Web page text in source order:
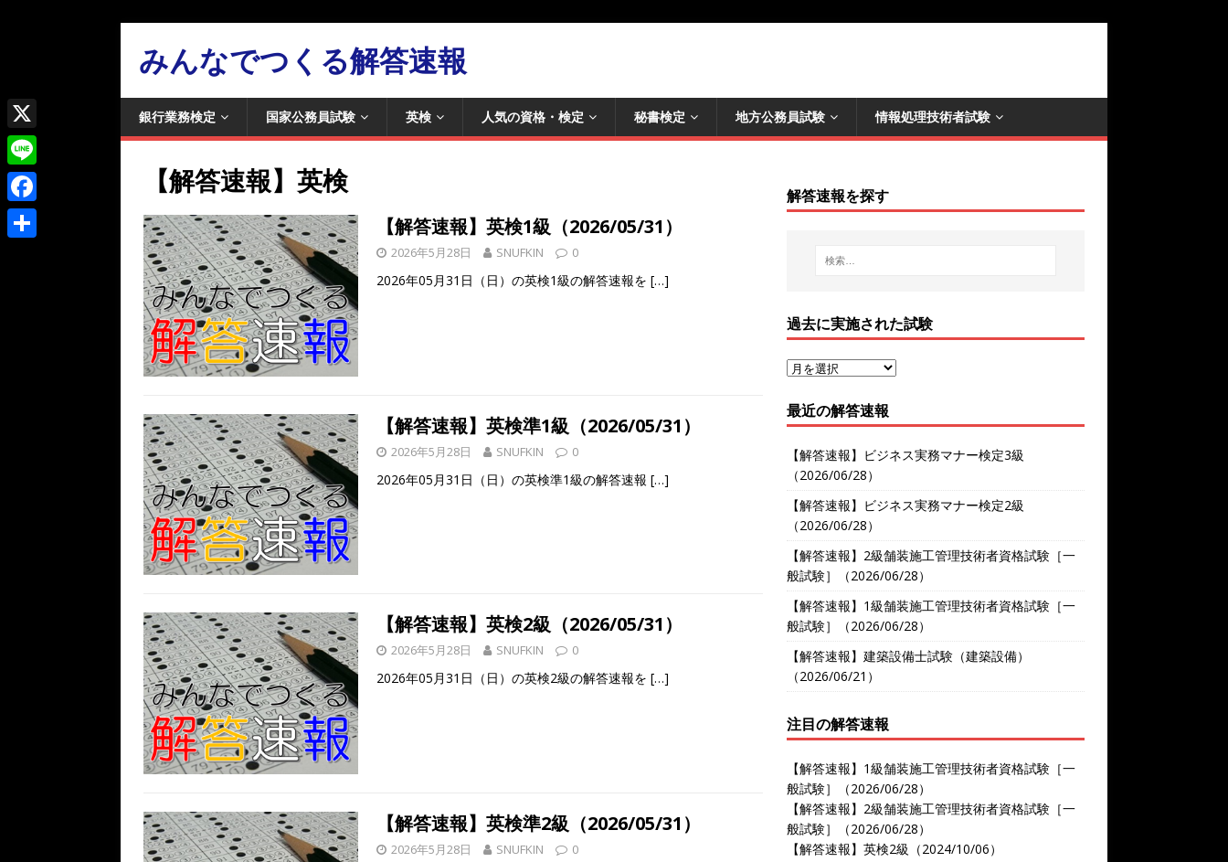
みんなでつくる解答速報
銀行業務検定 国家公務員試験 英検 人気の資格・検定 秘書検定 地方公務員試験 情報処理技術者試験
【解答速報】英検
【解答速報】英検1級（2026/05/31）
2026年5月28日 SNUFKIN 0
2026年05月31日（日）の英検1級の解答速報を […]
【解答速報】英検準1級（2026/05/31）
2026年5月28日 SNUFKIN 0
2026年05月31日（日）の英検準1級の解答速報 […]
【解答速報】英検2級（2026/05/31）
2026年5月28日 SNUFKIN 0
2026年05月31日（日）の英検2級の解答速報を […]
【解答速報】英検準2級（2026/05/31）
2026年5月28日 SNUFKIN 0
解答速報を探す
過去に実施された試験
最近の解答速報
【解答速報】ビジネス実務マナー検定3級
（2026/06/28）
【解答速報】ビジネス実務マナー検定2級
（2026/06/28）
【解答速報】2級舗装施工管理技術者資格試験［一
般試験］（2026/06/28）
【解答速報】1級舗装施工管理技術者資格試験［一
般試験］（2026/06/28）
【解答速報】建築設備士試験（建築設備）
（2026/06/21）
注目の解答速報
【解答速報】1級舗装施工管理技術者資格試験［一
般試験］（2026/06/28）
【解答速報】2級舗装施工管理技術者資格試験［一
般試験］（2026/06/28）
【解答速報】英検2級（2024/10/06）
X
L
i
n
F